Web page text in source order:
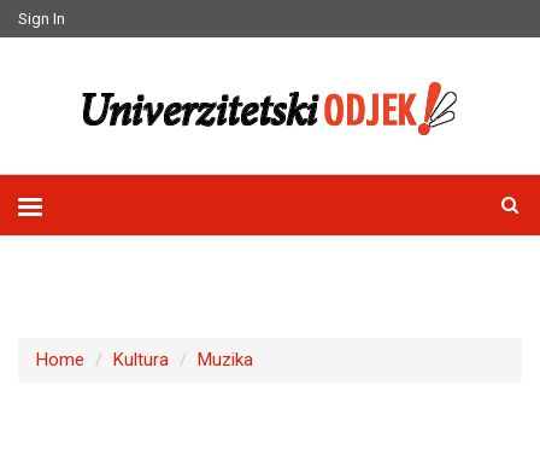
Sign In
Home Kultura Muzika